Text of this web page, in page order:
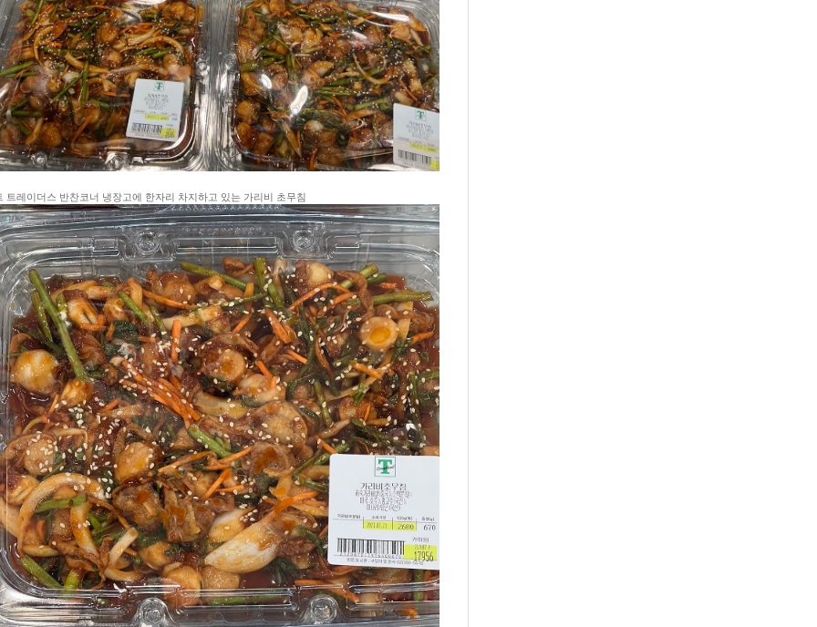
트레이더스 반찬코너 냉장고에 한자리 차지하고 있는 가리비 초무침